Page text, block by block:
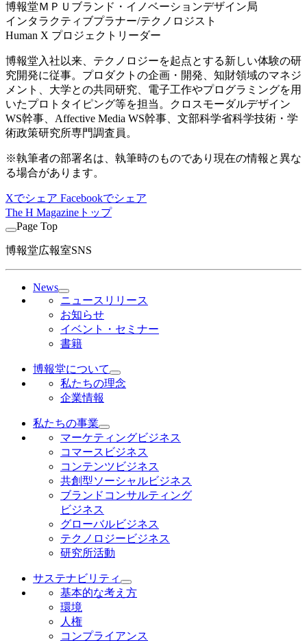
博報堂ＭＰＵブランド・イノベーションデザイン局
インタラクティブプラナー/テクノロジスト
Human X プロジェクトリーダー
博報堂入社以来、テクノロジーを起点とする新しい体験の研
究開発に従事。プロダクトの企画・開発、知財領域のマネジ
メント、大学との共同研究、電子工作やプログラミングを用
いたプロトタイピング等を担当。クロスモーダルデザイン
WS幹事、Affective Media WS幹事、文部科学省科学技術・学
術政策研究所専門調査員。
※執筆者の部署名は、執筆時のものであり現在の情報と異な
る場合があります。
Xでシェア Facebookでシェア
The H Magazineトップ
Page Top
博報堂広報室SNS
News
ニュースリリース
お知らせ
イベント・セミナー
書籍
博報堂について
私たちの理念
企業情報
私たちの事業
マーケティングビジネス
コマースビジネス
コンテンツビジネス
共創型ソーシャルビジネス
ブランドコンサルティング
ビジネス
グローバルビジネス
テクノロジービジネス
研究所活動
サステナビリティ
基本的な考え方
環境
人権
コンプライアンス